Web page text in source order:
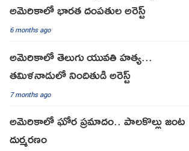
అమెరికాలో భారత దంపతుల అరెస్ట్
6 months ago
అమెరికాలో తెలుగు యువతి హత్య...
తమిళనాడులో నిందితుడి అరెస్ట్
7 months ago
అమెరికాలో ఘోర ప్రమాదం.. పాలకొల్లు జంట
దుర్మరణం